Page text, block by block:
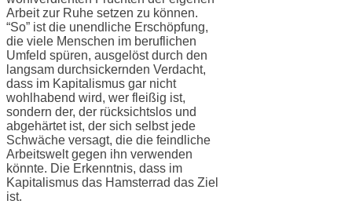
Arbeit zur Ruhe setzen zu können.
“So” ist die unendliche Erschöpfung,
die viele Menschen im beruflichen
Umfeld spüren, ausgelöst durch den
langsam durchsickernden Verdacht,
dass im Kapitalismus gar nicht
wohlhabend wird, wer fleißig ist,
sondern der, der rücksichtslos und
abgehärtet ist, der sich selbst jede
Schwäche versagt, die die feindliche
Arbeitswelt gegen ihn verwenden
könnte. Die Erkenntnis, dass im
Kapitalismus das Hamsterrad das Ziel
ist.